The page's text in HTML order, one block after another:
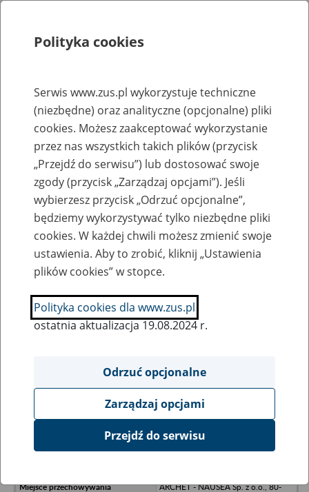
Rejestry, ewidencje i archiwa
Baza zlikwidowanych lub
przekształconych zakładów pracy
Nazwa zakładu pracy:
SZUKAJ
Ukryj wszystkie pozycje bazy
BAŁTYK S.A. Stocznia w Gdańsku,
ARCHET - NAUSEA Sp. z o.o., 80-
Polityka cookies
Serwis www.zus.pl wykorzystuje techniczne
(niezbędne) oraz analityczne (opcjonalne) pliki
cookies. Możesz zaakceptować wykorzystanie
przez nas wszystkich takich plików (przycisk
„Przejdź do serwisu”) lub dostosować swoje
zgody (przycisk „Zarządzaj opcjami”). Jeśli
wybierzesz przycisk „Odrzuć opcjonalne”,
będziemy wykorzystywać tylko niezbędne pliki
cookies. W każdej chwili możesz zmienić swoje
ustawienia. Aby to zrobić, kliknij „Ustawienia
plików cookies” w stopce.
Polityka cookies dla www.zus.pl
ostatnia aktualizacja 19.08.2024 r.
Odrzuć opcjonalne
Zarządzaj opcjami
Przejdź do serwisu